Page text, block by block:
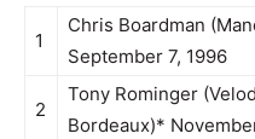
1
Chris Boardman
September 7, 1996
2
Tony Rominger
Bordeaux)*